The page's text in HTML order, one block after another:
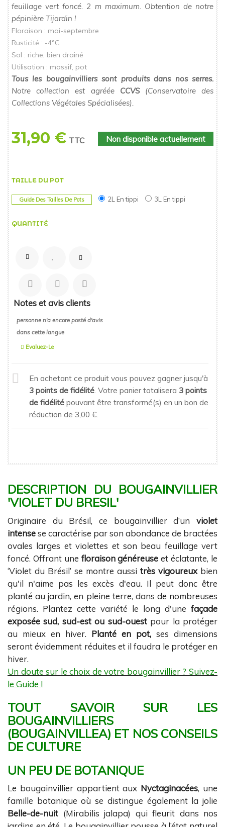
feuillage vert foncé. 2 m maximum. Obtention de notre
pépinière Tijardin !
Floraison : mai-septembre
Rusticité : -4°C
Sol : riche, bien drainé
Utilisation : massif, pot
Tous les bougainvilliers sont produits dans nos serres.
Notre collection est agréée CCVS(Conservatoire des
Collections Végétales Spécialisées).
Non disponible actuellement
31,90 € TTC
TAILLE DU POT
Guide Des Tailles De Pots 2L En tippi 3L En tippi
QUANTITÉ
Notes et avis clients
personne n'a encore posté d'avis
dans cette langue
Evaluez-Le
En achetant ce produit vous pouvez gagner jusqu'à
3 points de fidélité. Votre panier totalisera 3 points
de fidélité pouvant être transformé(s) en un bon de
réduction de 3,00 €.
DESCRIPTION DU BOUGAINVILLIER
'VIOLET DU BRESIL'
Originaire du Brésil, ce bougainvillier d’un violet
intensese caractérise par son abondance de bractées
ovales larges et violettes et son beau feuillage vert
foncé. Offrant une floraison généreuse et éclatante, le
‘Violet du Brésil’ se montre aussi très vigoureux bien
qu'il n'aime pas les excès d'eau. Il peut donc être
planté au jardin, en pleine terre, dans de nombreuses
régions. Plantez cette variété le long d'une façade
exposée sud, sud-est ou sud-ouestpour la protéger
au mieux en hiver. Planté en pot, ses dimensions
seront évidemment réduites et il faudra le protéger en
hiver.
Un doute sur le choix de votre bougainvillier ? Suivez-
le Guide !
TOUT SAVOIR SUR LES
BOUGAINVILLIERS
(BOUGAINVILLEA) ET NOS CONSEILS
DE CULTURE
UN PEU DE BOTANIQUE
Le bougainvillier appartient aux Nyctaginacées, une
famille botanique où se distingue également la jolie
Belle-de-nuit (Mirabilis jalapa) qui fleurit dans nos